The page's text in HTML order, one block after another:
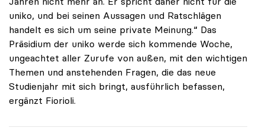
uniko, und bei seinen Aussagen und Ratschlägen
handelt es sich um seine private Meinung.“ Das
Präsidium der uniko werde sich kommende Woche,
ungeachtet aller Zurufe von außen, mit den wichtigen
Themen und anstehenden Fragen, die das neue
Studienjahr mit sich bringt, ausführlich befassen,
ergänzt Fiorioli.